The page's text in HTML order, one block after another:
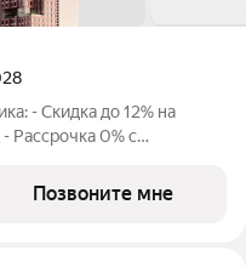
- Скидка до 12% на
Рассрочка 0% с
ставка 4% -
Позвоните мне